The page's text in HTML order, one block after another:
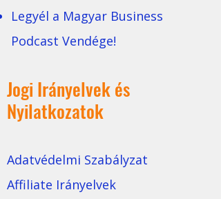
Legyél a Magyar Business
Podcast Vendége!
Jogi Irányelvek és
Nyilatkozatok
Adatvédelmi Szabályzat
Affiliate Irányelvek